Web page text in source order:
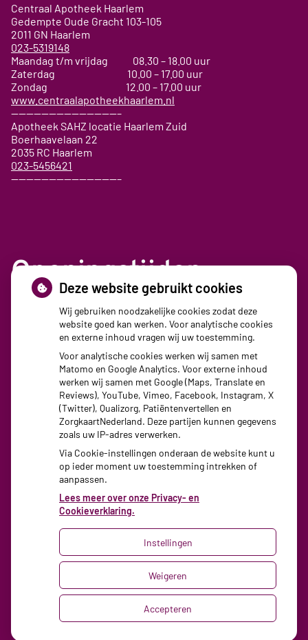
Centraal Apotheek Haarlem
Gedempte Oude Gracht 103-105
2011 GN Haarlem
023-5319148
Maandag t/m vrijdag 08.30 – 18.00 uur
Zaterdag 10.00 – 17.00 uur
Zondag 12.00 – 17.00 uur
www.centraalapotheekhaarlem.nl
——————————————–
Apotheek SAHZ locatie Haarlem Zuid
Boerhaavelaan 22
2035 RC Haarlem
023-5456421
——————————————–
Openingstijden
08:30 - 17:30
08:30 - 17:30
Woensdag:
08:30 - 17:30
Donderdag:
08:30 - 17:30
08:30 - 17:30
Uw Zorg Online|Beheer
Privacy verklaring Cookie-instellingen
Voorwaarden
Deze website gebruikt cookies
Wij gebruiken noodzakelijke cookies zodat deze
website goed kan werken. Voor analytische cookies
en externe inhoud vragen wij uw toestemming.
Voor analytische cookies werken wij samen met
Matomo en Google Analytics. Voor externe inhoud
werken wij samen met Google (Maps, Translate en
Reviews), YouTube, Vimeo, Facebook, Instagram, X
(Twitter), Qualizorg, Patiëntenvertellen en
ZorgkaartNederland. Deze partijen kunnen gegevens
zoals uw IP-adres verwerken.
Via Cookie-instellingen onderaan de website kunt u
op ieder moment uw toestemming intrekken of
aanpassen.
Lees meer over onze Privacy- en
Cookieverklaring.
Instellingen
Weigeren
Accepteren